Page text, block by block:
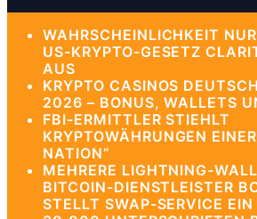
WAHRSCHEINLICHKEIT
US-KRYPTO-GESETZ
AUS
KRYPTO CASINOS
2026 – BONUS, WALLETS
FBI-ERMITTLER STIEHLT
KRYPTOWÄHRUNGEN
NATION“
MEHRERE LIGHTNING-
BITCOIN-DIENSTLEISTER
STELLT SWAP-SERVICE EIN